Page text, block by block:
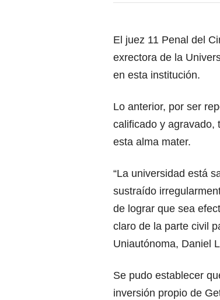
El juez 11 Penal del
exrectora de la
en esta institución.
Lo anterior, por ser
calificado y agravado,
esta alma mater.
“La universidad está
sustraído
de lograr que sea
claro de la parte civil
Uniautónoma, Daniel
Se pudo establecer
inversión propio de